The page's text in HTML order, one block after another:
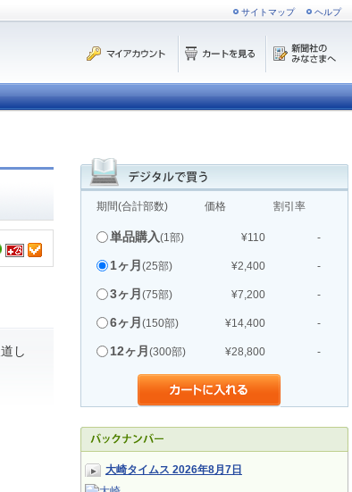
サイトマップ ヘルプ
期間(合計部数) 価格 割引率
単品購入(1部) ¥110 -
1ヶ月 (25部) ¥2,400 -
3ヶ月 (75部) ¥7,200 -
6ヶ月 (150部) ¥14,400 -
12ヶ月 (300部) ¥28,800 -
大崎タイムス 2026年8月7日
し